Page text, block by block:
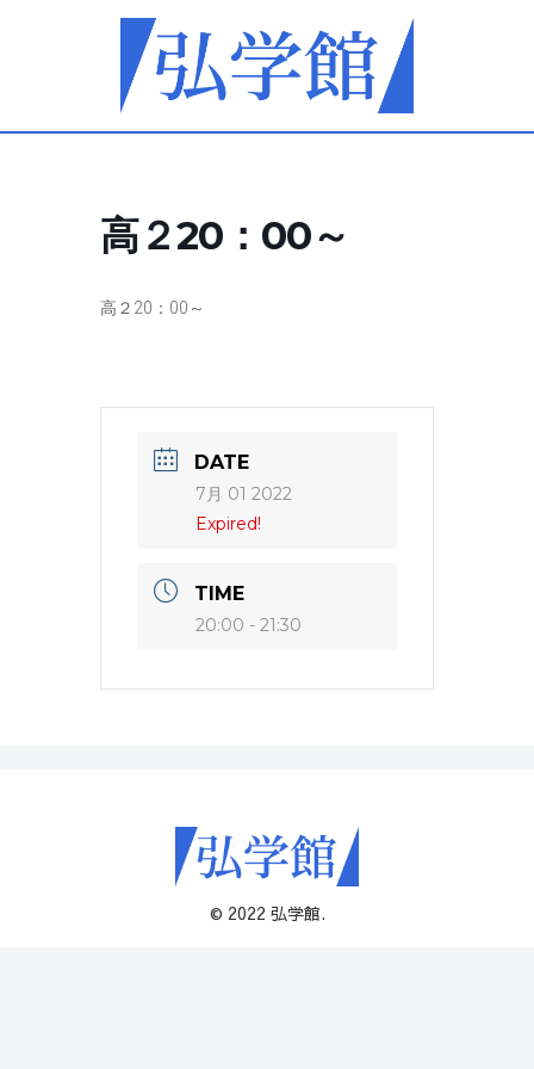
高２20：00～
高２20：00～
DATE
7月 01 2022
Expired!
TIME
20:00 - 21:30
© 2022 弘学館.